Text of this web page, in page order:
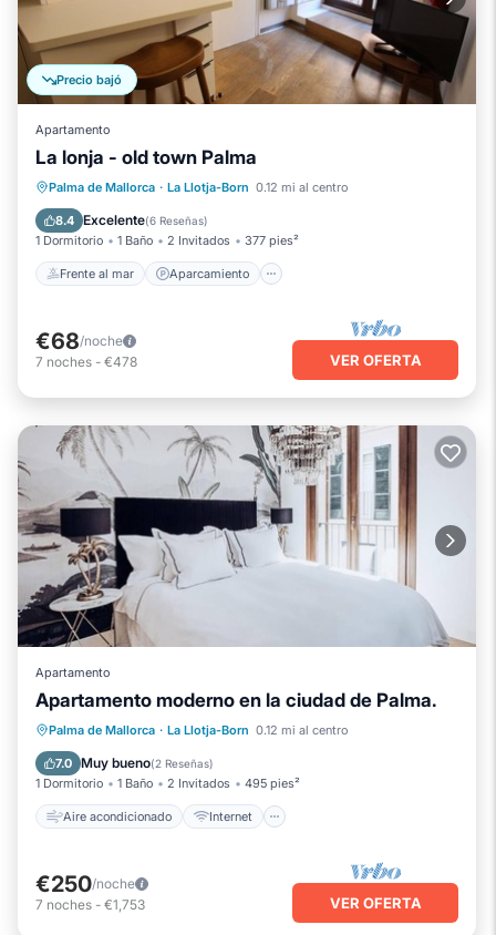
Precio bajó
Apartamento
La lonja - old town Palma
Palma de Mallorca · La Llotja-Born 0.12 mi al centro
8.4 Excelente(6 Reseñas)
1 Dormitorio 1 Baño 2 Invitados 377 pies²
Frente al mar Aparcamiento
Frente al mar
Aparcamiento
Vista al mar
€68/noche
7 noches - €478 VER OFERTA
Apartamento
Apartamento moderno en la ciudad de Palma.
Palma de Mallorca · La Llotja-Born 0.12 mi al centro
7.0 Muy bueno(2 Reseñas)
1 Dormitorio 1 Baño 2 Invitados 495 pies²
Aire acondicionado Internet
Aire acondicionado
Internet
Se admiten mascotas
€250/noche
7 noches - €1,753 VER OFERTA